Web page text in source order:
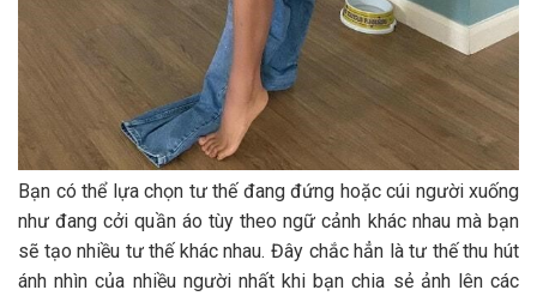
Bạn có thể lựa chọn tư thế đang đứng hoặc cúi người xuống
như đang cởi quần áo tùy theo ngữ cảnh khác nhau mà bạn
sẽ tạo nhiều tư thế khác nhau. Đây chắc hẳn là tư thế thu hút
ánh nhìn của nhiều người nhất khi bạn chia sẻ ảnh lên các